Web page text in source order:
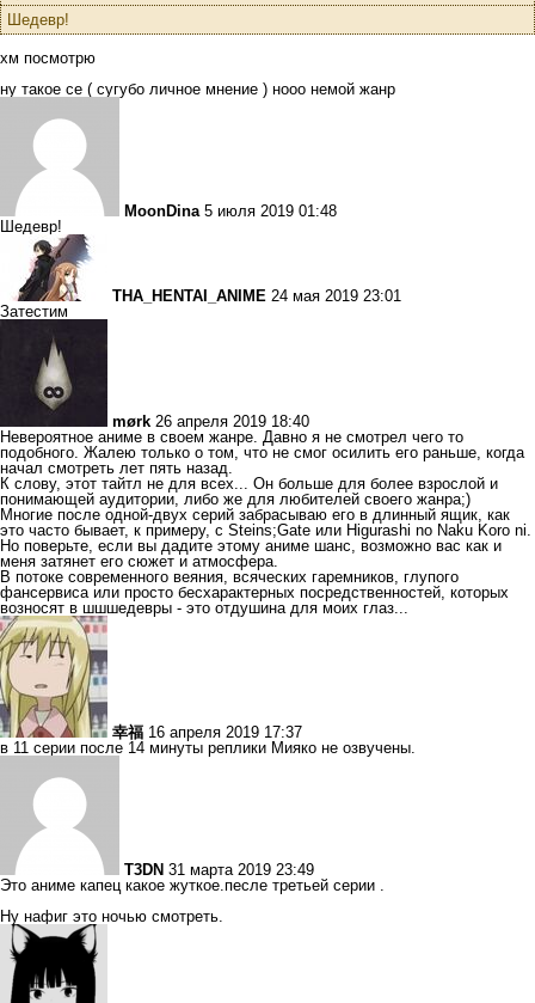
Шедевр!
хм посмотрю
ну такое се ( сугубо личное мнение ) нооо немой жанр
MoonDina 5 июля 2019 01:48
Шедевр!
THA_HENTAI_ANIME 24 мая 2019 23:01
Затестим
mørk 26 апреля 2019 18:40
Невероятное аниме в своем жанре. Давно я не смотрел чего то
подобного. Жалею только о том, что не смог осилить его раньше, когда
начал смотреть лет пять назад.
К слову, этот тайтл не для всех... Он больше для более взрослой и
понимающей аудитории, либо же для любителей своего жанра;)
Многие после одной-двух серий забрасываю его в длинный ящик, как
это часто бывает, к примеру, с Steins;Gate или Higurashi no Naku Koro ni.
Но поверьте, если вы дадите этому аниме шанс, возможно вас как и
меня затянет его сюжет и атмосфера.
В потоке современного веяния, всяческих гаремников, глупого
фансервиса или просто бесхарактерных посредственностей, которых
возносят в шшшедевры - это отдушина для моих глаз...
幸福 16 апреля 2019 17:37
в 11 серии после 14 минуты реплики Мияко не озвучены.
T3DN 31 марта 2019 23:49
Это аниме капец какое жуткое.песле третьей серии .
Ну нафиг это ночью смотреть.